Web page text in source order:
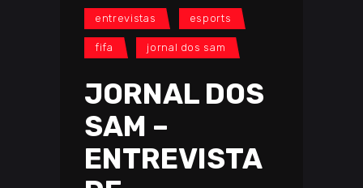
entrevistas esports
fifa jornal dos sam
JORNAL DOS
SAM –
ENTREVISTA